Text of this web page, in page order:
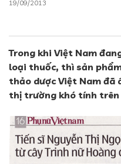
19/09/2013
Trong khi Việt Nam
loại thuốc, thì sản
thảo dược Việt Nam đã
thị trường khó tính